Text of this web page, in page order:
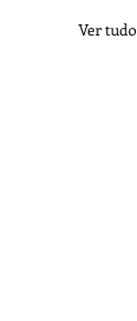
Ver tudo